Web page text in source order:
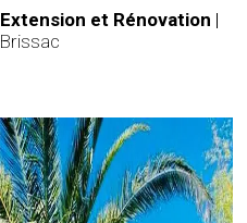
Extension et Rénovation |
Brissac